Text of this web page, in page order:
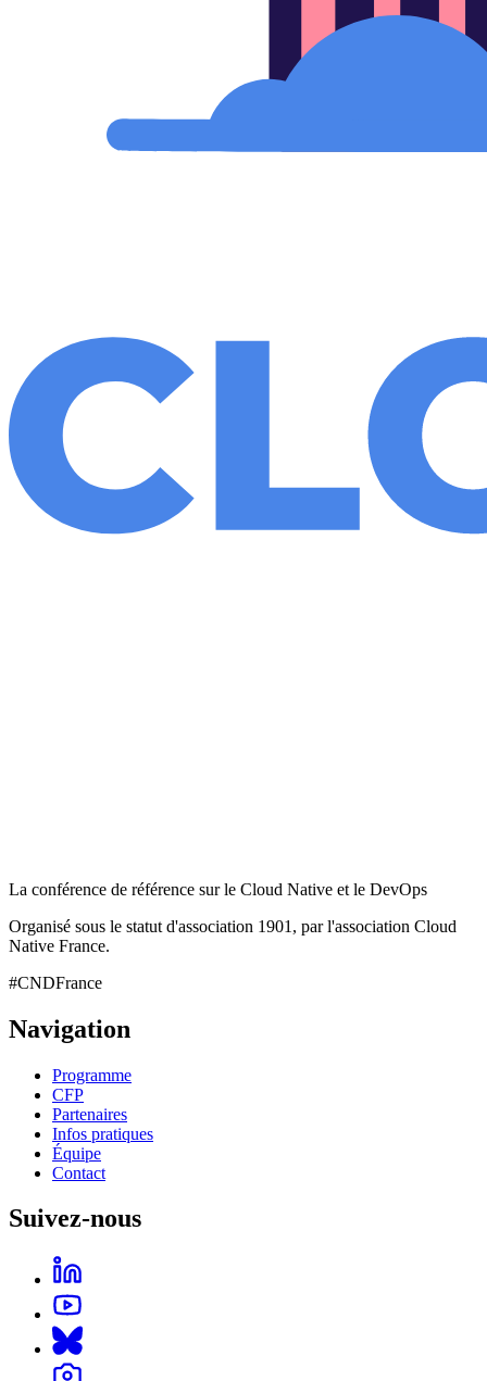
La conférence de référence sur le Cloud Native et le DevOps
Organisé sous le statut d'association 1901, par l'association Cloud
Native France.
#CNDFrance
Navigation
Programme
CFP
Partenaires
Infos pratiques
Équipe
Contact
Suivez-nous